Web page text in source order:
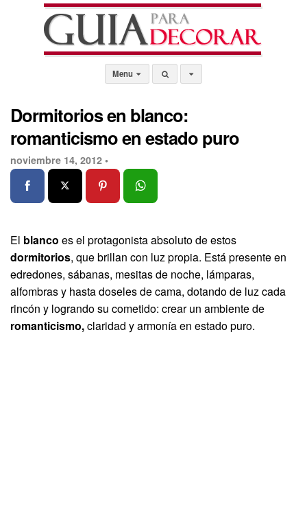
Menu
Dormitorios en blanco:
romanticismo en estado puro
noviembre 14, 2012 •
El blanco es el protagonista absoluto de estos
dormitorios, que brillan con luz propia. Está presente en
edredones, sábanas, mesitas de noche, lámparas,
alfombras y hasta doseles de cama, dotando de luz cada
rincón y logrando su cometido: crear un ambiente de
romanticismo,claridad y armonía en estado puro.